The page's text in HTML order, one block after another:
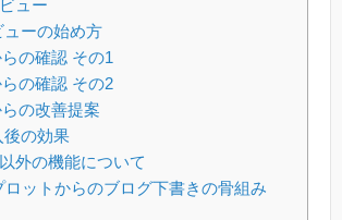
ュー
ューの始め方
の確認 その1
の確認 その2
の改善提案
後の効果
外の機能について
ロットからのブログ下書きの骨組み